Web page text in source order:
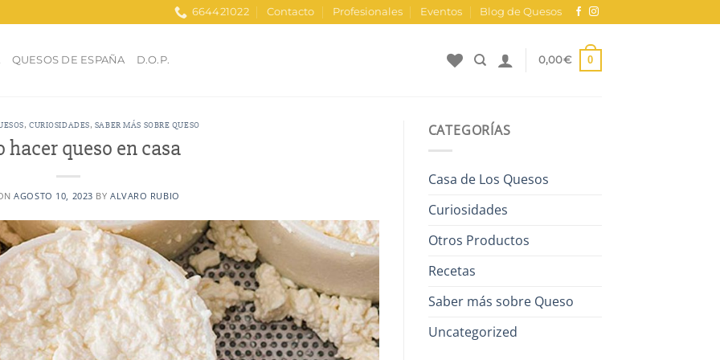
664421022 Contacto Profesionales Eventos Blog de Quesos
QUESOS DE ESPAÑA D.O.P. 0,00€ 0
,CURIOSIDADES, SABER MÁS SOBRE QUESO
hacer queso en casa
AGOSTO 10, 2023 BYALVARO RUBIO
CATEGORÍAS
Casa de Los Quesos
Curiosidades
Otros Productos
Recetas
Saber más sobre Queso
Uncategorized